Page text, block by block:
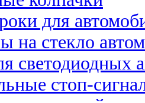
для
на стекло
светодиодных
стоп-